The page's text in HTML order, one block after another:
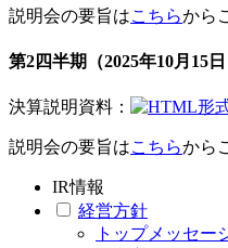
説明会の要旨はこちらから
第2四半期（2025年10月15日
決算説明資料：
説明会の要旨はこちらから
IR情報
経営方針
トップメッセー